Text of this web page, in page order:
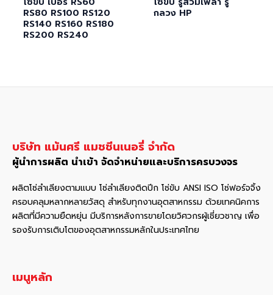
RS80 RS100 RS120
RS140 RS160 RS180
RS200 RS240
กลวง HP
บริษัท แม้นศรี แมชชีนเนอรี่ จำกัด
ผู้นำการผลิต นำเข้า จัดจำหน่ายและบริการครบวงจร
ผลิตโซ่ลำเลียงตามแบบ โซ่ลำเลียงติดปีก โซ่ขับ ANSI ISO โซ่ฟอร์จจิ้ง
ครอบคลุมหลากหลายวัสดุ สําหรับทุกงานอุตสาหกรรม ด้วยเทคนิคการ
ผลิตที่มีความยืดหยุ่น มีบริการหลังการขายโดยวิศวกรผู้เชี่ยวชาญ เพื่อ
รองรับการเติบโตของอุตสาหกรรมหลักในประเทศไทย
เมนูหลัก